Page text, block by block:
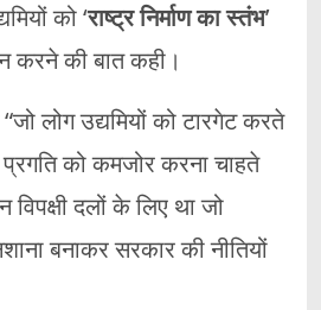
को ‘राष्ट्र निर्माण का स्तंभ’
करने की बात कही।
लोग उद्यमियों को टारगेट करते
को कमजोर करना चाहते
दलों के लिए था जो
बनाकर सरकार की नीतियों